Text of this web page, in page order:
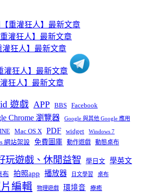
遊戲 APP BBS Facebook
Chrome 瀏覽器 Google 與其他 Google 應用
Mac OS X PDF widget Windows 7
網站架設 免費圖庫 動作遊戲 動態桌布
玩遊戲、休閒益智 學日文 學英文
布 拍照app 播放器 日文學習 桌布
編輯 物理遊戲 環境音 療癒